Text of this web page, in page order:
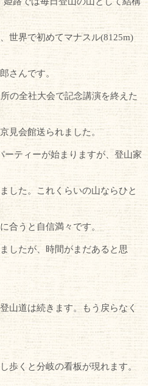
世界で初めてマナスル(8125m)
さんです。
の全社大会で記念講演を終えた
見会館送られました。
ーティーが始まりますが、登山家
した。これくらいの山ならひと
合うと自信満々です。
したが、時間がまだあると思
山道は続きます。もう戻らなく
歩くと分岐の看板が現れます。